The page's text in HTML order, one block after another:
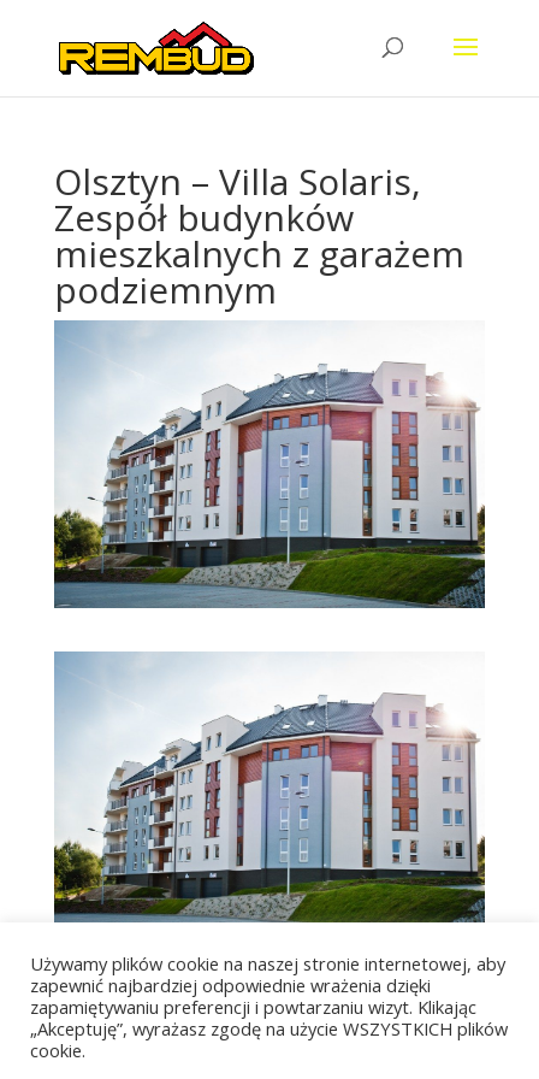
Olsztyn – Villa Solaris,
Zespół budynków
mieszkalnych z garażem
podziemnym
Używamy plików cookie na naszej stronie internetowej, aby
zapewnić najbardziej odpowiednie wrażenia dzięki
zapamiętywaniu preferencji i powtarzaniu wizyt. Klikając
„Akceptuję”, wyrażasz zgodę na użycie WSZYSTKICH plików
cookie.